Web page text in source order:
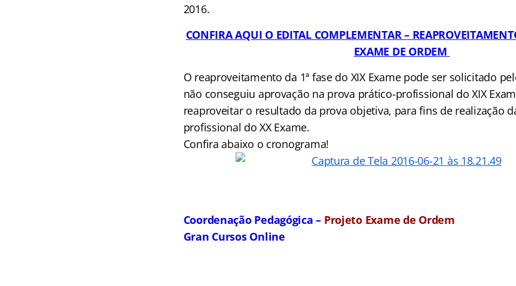
2016.
CONFIRA AQUI O EDITAL COMPLEMENTAR –
EXAME DE ORDEM
O reaproveitamento da 1ª fase do XIX Exame pode ser solicitado
não conseguiu aprovação na prova prático-profissional do XIX
reaproveitar o resultado da prova objetiva, para fins de realização
profissional do XX Exame.
Confira abaixo o cronograma!
Coordenação Pedagógica – Projeto Exame de Ordem
Gran Cursos Online